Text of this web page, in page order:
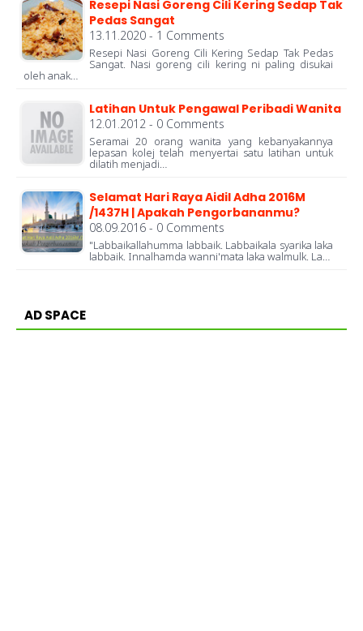
Resepi Nasi Goreng Cili Kering Sedap Tak
Pedas Sangat
13.11.2020 - 1 Comments
Resepi Nasi Goreng Cili Kering Sedap Tak Pedas
Sangat. Nasi goreng cili kering ni paling disukai
oleh anak…
Latihan Untuk Pengawal Peribadi Wanita
12.01.2012 - 0 Comments
Seramai 20 orang wanita yang kebanyakannya
lepasan kolej telah menyertai satu latihan untuk
dilatih menjadi…
Selamat Hari Raya Aidil Adha 2016M
/1437H | Apakah Pengorbananmu?
08.09.2016 - 0 Comments
"Labbaikallahumma labbaik. Labbaikala syarika laka
labbaik. Innalhamda wanni'mata laka walmulk. La…
AD SPACE